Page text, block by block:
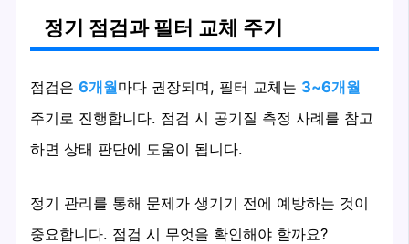
정기 점검과 필터 교체 주기
점검은6개월마다 권장되며, 필터 교체는 3~6개월
주기로 진행합니다. 점검 시 공기질 측정 사례를 참고
하면 상태 판단에 도움이 됩니다.
정기 관리를 통해 문제가 생기기 전에 예방하는 것이
중요합니다. 점검 시 무엇을 확인해야 할까요?